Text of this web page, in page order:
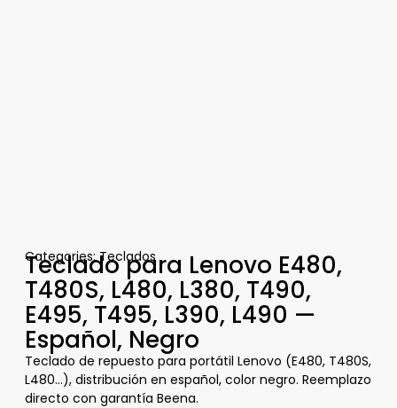
Categories:Teclados
Teclado para Lenovo E480,
T480S, L480, L380, T490,
E495, T495, L390, L490 —
Español, Negro
Teclado de repuesto para portátil Lenovo (E480, T480S,
L480…), distribución en español, color negro. Reemplazo
directo con garantía Beena.